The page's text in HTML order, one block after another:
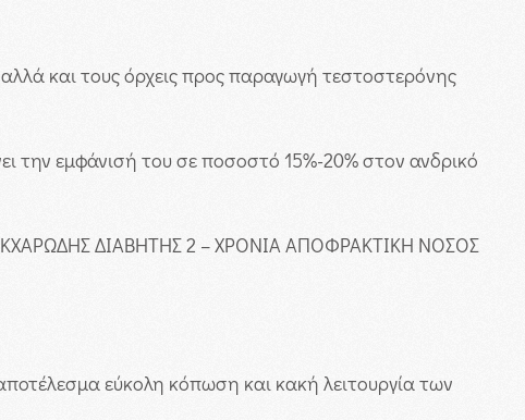
και τους όρχεις προς παραγωγή τεστοστερόνης
εμφάνισή του σε ποσοστό 15%-20% στον ανδρικό
ΔΙΑΒΗΤΗΣ 2 – ΧΡΟΝΙΑ ΑΠΟΦΡΑΚΤΙΚΗ ΝΟΣΟΣ
εύκολη κόπωση και κακή λειτουργία των